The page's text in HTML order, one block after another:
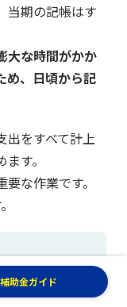
当期の記帳はす
大な時間がかか
め、日頃から記
出をすべて計上
す。
な作業です。
補助金ガイド